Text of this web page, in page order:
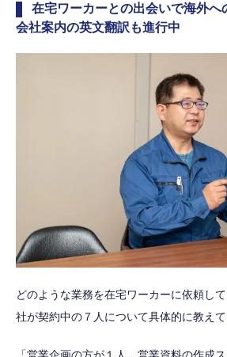
在宅ワーカーとの出会いで海外へ
会社案内の英文翻訳も進行中
どのような業務を在宅ワーカーに依頼し
社が契約中の７人について具体的に教えて